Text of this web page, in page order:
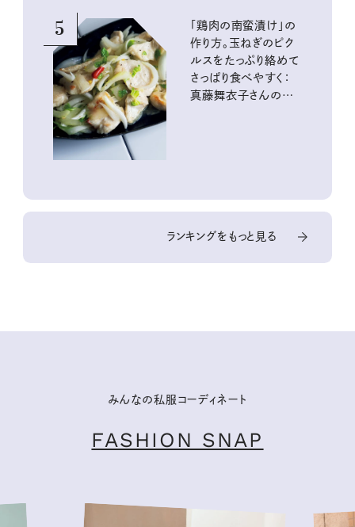
5
「鶏肉の南蛮漬け」の
作り方。玉ねぎのピク
ルスをたっぷり絡めて
さっぱり食べやすく：
真藤舞衣子さんの発
ランキングをもっと見る
みんなの私服コーディネート
FASHION SNAP